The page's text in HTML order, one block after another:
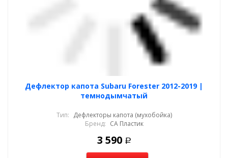
Дефлектор капота Subaru Forester 2012-2019 |
темнодымчатый
Тип: Дефлекторы капота (мухобойка)
Бренд: СА Пластик
3 590 Р